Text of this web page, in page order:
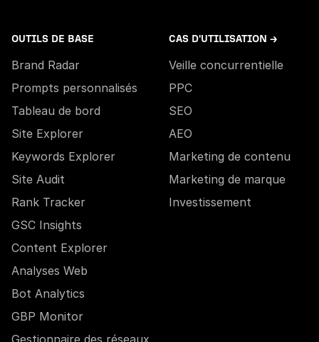
OUTILS DE BASE
Brand Radar
Prompts personnalisés
Tableau de bord
Site Explorer
Keywords Explorer
Site Audit
Rank Tracker
GSC Insights
Content Explorer
Analyses Web
Bot Analytics
GBP Monitor
CAS D'UTILISATION →
Veille concurrentielle
PPC
SEO
AEO
Marketing de contenu
Marketing de marque
Investissement